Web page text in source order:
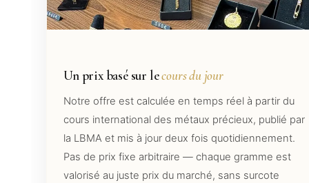
Un prix basé sur lecours du jour
Notre offre est calculée en temps réel à partir du
cours international des métaux précieux, publié par
la LBMA et mis à jour deux fois quotidiennement.
Pas de prix fixe arbitraire — chaque gramme est
valorisé au juste prix du marché, sans surcote